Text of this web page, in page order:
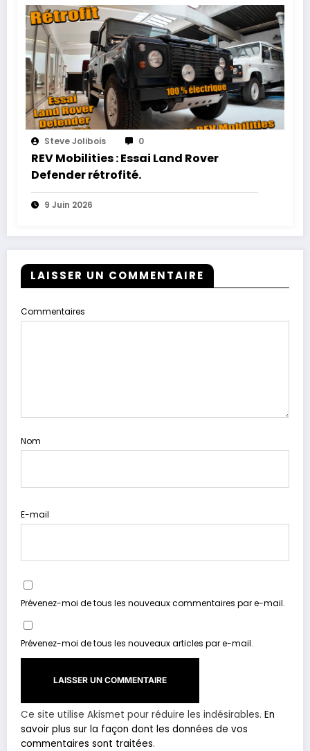
Steve Jolibois 0
REV Mobilities : Essai Land Rover
Defender rétrofité.
9 Juin 2026
LAISSER UN COMMENTAIRE
Commentaires
Nom
E-mail
Prévenez-moi de tous les nouveaux commentaires par e-mail.
Prévenez-moi de tous les nouveaux articles par e-mail.
Ce site utilise Akismet pour réduire les indésirables. En
savoir plus sur la façon dont les données de vos
commentaires sont traitées.